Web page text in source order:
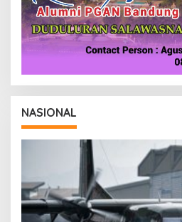
NASIONAL